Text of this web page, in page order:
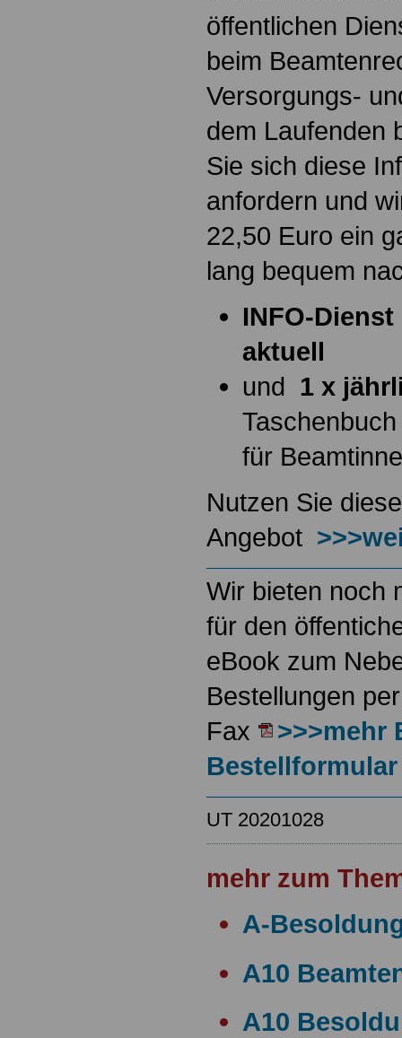
öffentlichen
beim
Versorgungs-
dem Laufenden
Sie sich diese
anfordern und
22,50 Euro ein
lang bequem
INFO-
aktuell
und 1 x
Taschenbuch
für
Nutzen Sie
Angebot
Wir bieten noch
für den
eBook zum
Bestellungen
Fax
>>>mehr
Bestellformular
UT 20201028
mehr zum
A-
A10
A10